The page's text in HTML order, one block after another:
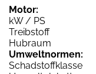
Motor:
kW / PS
Treibstoff
Hubraum
Umweltnormen:
Schadstoffklasse